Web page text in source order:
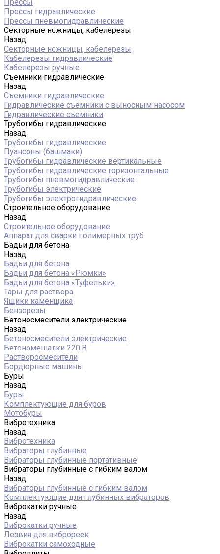
Прессы
Прессы гидравлические
Прессы пневмогидравлические
Секторные ножницы, кабелерезы
Назад
Секторные ножницы, кабелерезы
Кабелерезы гидравлические
Кабелерезы ручные
Съемники гидравлические
Назад
Съемники гидравлические
Гидравлические cъемники с выносным насосом
Гидравлические съемники
Трубогибы гидравлические
Назад
Трубогибы гидравлические
Пуансоны (башмаки)
Трубогибы гидравлические вертикальные
Трубогибы гидравлические горизонтальные
Трубогибы пневмогидравлические
Трубогибы электрические
Трубогибы электрогидравлические
Строительное оборудование
Назад
Строительное оборудование
Аппарат для сварки полимерных труб
Бадьи для бетона
Назад
Бадьи для бетона
Бадьи для бетона «Рюмки»
Бадьи для бетона «Туфельки»
Тары для раствора
Ящики каменщика
Бензорезы
Бетоносмесители электрические
Назад
Бетоносмесители электрические
Бетономешалки 220 В
Растворосмесители
Бордюрные машины
Буры
Назад
Буры
Комплектующие для буров
Мотобуры
Вибротехника
Назад
Вибротехника
Вибраторы глубинные
Вибраторы глубинные портативные
Вибраторы глубинные с гибким валом
Назад
Вибраторы глубинные с гибким валом
Комплектующие для глубинных вибраторов
Виброкатки ручные
Назад
Виброкатки ручные
Лезвия для виброреек
Виброкатки самоходные